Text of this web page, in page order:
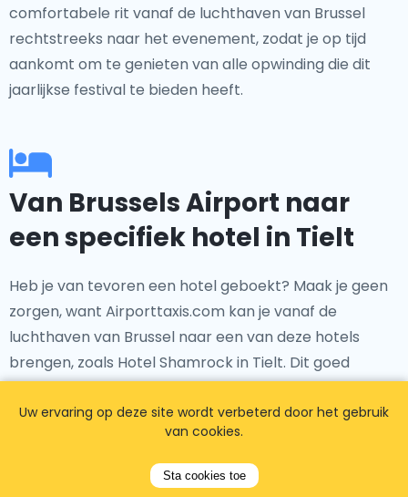
comfortabele rit vanaf de luchthaven van Brussel
rechtstreeks naar het evenement, zodat je op tijd
aankomt om te genieten van alle opwinding die dit
jaarlijkse festival te bieden heeft.
Van Brussels Airport naar
een specifiek hotel in Tielt
Heb je van tevoren een hotel geboekt? Maak je geen
zorgen, want Airporttaxis.com kan je vanaf de
luchthaven van Brussel naar een van deze hotels
brengen, zoals Hotel Shamrock in Tielt. Dit goed
aangeschreven hotel biedt comfort en gemak voor
zowel zakenreizigers als vakantiegangers. Onze
betrouwbare taxiservice zorgt voor een vlotte
transfer van Brussels Airport rechtstreeks naar het
hotel, zodat u kunt ontspannen en zich kunt settelen
Uw ervaring op deze site wordt verbeterd door het gebruik
van cookies.
Sta cookies toe